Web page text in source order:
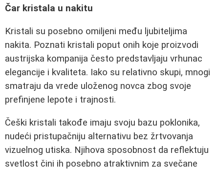
Čar kristala u nakitu
Kristali su posebno omiljeni među ljubiteljima
nakita. Poznati kristali poput onih koje proizvodi
austrijska kompanija često predstavljaju vrhunac
elegancije i kvaliteta. Iako su relativno skupi, mnogi
smatraju da vrede uloženog novca zbog svoje
prefinjene lepote i trajnosti.
Češki kristali takođe imaju svoju bazu poklonika,
nudeći pristupačniju alternativu bez žrtvovanja
vizuelnog utiska. Njihova sposobnost da reflektuju
svetlost čini ih posebno atraktivnim za svečane